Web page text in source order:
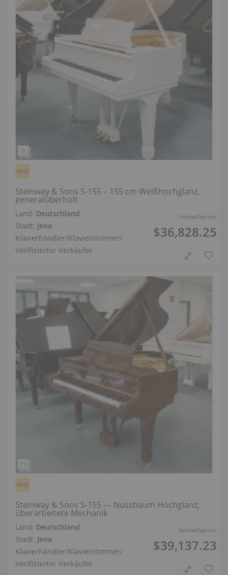
Verkaufspreis:
$36,828.25
Hot
Steinway & Sons S-155 – 155 cm Weißhochglanz,
generalüberholt
Land: Deutschland
Stadt: Jena
Klavierhändler/Klavierstimmer/
Verifizierter Verkäufer
Verkaufspreis:
$39,137.23
Hot
Steinway & Sons S-155 — Nussbaum Hochglanz,
überarbeitete Mechanik
Land: Deutschland
Stadt: Jena
Klavierhändler/Klavierstimmer/
Verifizierter Verkäufer